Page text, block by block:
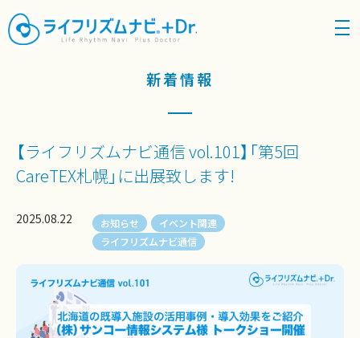
density_medium
新着情報
【ライフリズムナビ通信 vol.101】「第5回
CareTEX札幌」に出展致します!
2025.08.22 お知らせ
イベント関連
ライフリズムナビ通信